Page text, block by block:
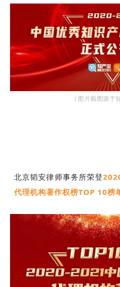
（图片截图源于
北京韬安律师事务所荣登
代理机构著作权榜TOP 10榜